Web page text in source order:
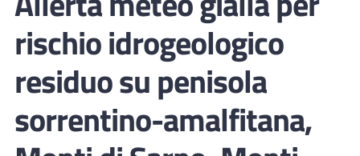
rischio idrogeologico
residuo su penisola
sorrentino-amalfitana,